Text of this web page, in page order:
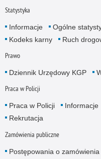
Statystyka
Informacje Ogólne
Kodeks karny
Ruch
Prawo
Dziennik Urzędowy KGP
Praca w Policji
Praca w Policji Informacje
Rekrutacja
Zamówienia publiczne
Postępowania o zamówienia